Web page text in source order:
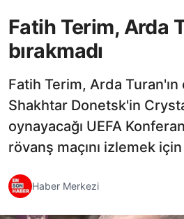
Fatih Terim, Arda
bırakmadı
Fatih Terim, Arda Turan'ın
Shakhtar Donetsk'in
oynayacağı UEFA
rövanş maçını izlemek
Haber Merkezi